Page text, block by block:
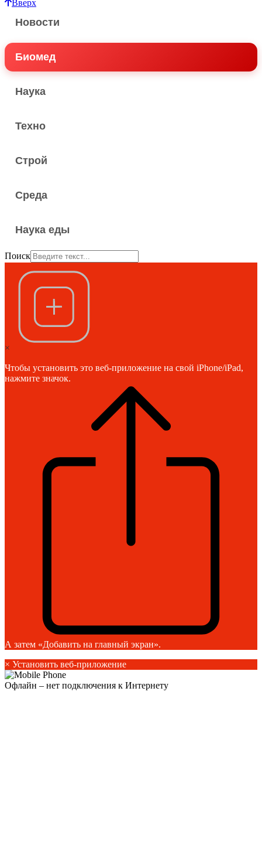
Вверх
Новости
Биомед
Наука
Техно
Строй
Среда
Наука еды
Поиск
×
Чтобы установить это веб-приложение на свой iPhone/iPad,
нажмите значок.
А затем «Добавить на главный экран».
× Установить веб-приложение
Офлайн – нет подключения к Интернету